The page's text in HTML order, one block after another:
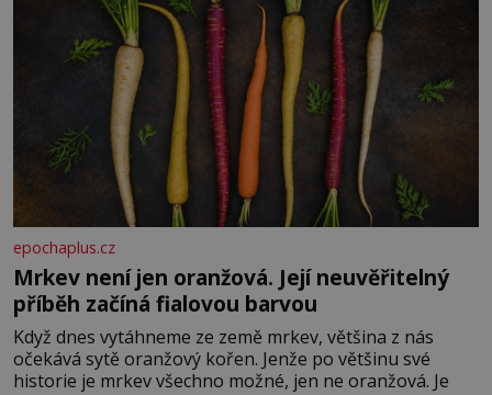
epochaplus.cz
Mrkev není jen oranžová. Její neuvěřitelný
příběh začíná fialovou barvou
Když dnes vytáhneme ze země mrkev, většina z nás
očekává sytě oranžový kořen. Jenže po většinu své
historie je mrkev všechno možné, jen ne oranžová. Je